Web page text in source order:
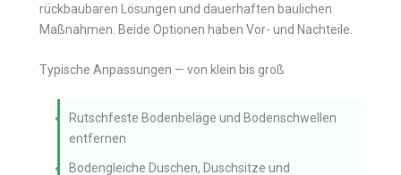
rückbaubaren Lösungen und dauerhaften baulichen
Maßnahmen. Beide Optionen haben Vor- und Nachteile.
Typische Anpassungen — von klein bis groß
Rutschfeste Bodenbeläge und Bodenschwellen
entfernen
Bodengleiche Duschen, Duschsitze und